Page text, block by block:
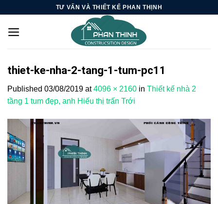
content
TƯ VẤN VÀ THIẾT KẾ PHAN THỊNH
thiet-ke-nha-2-tang-1-tum-pc11
Published 03/08/2019 at4096 × 2160 in Thiết kế nhà 2
tầng 1 tum đẹp, anh Hiếu thị trấn Trới